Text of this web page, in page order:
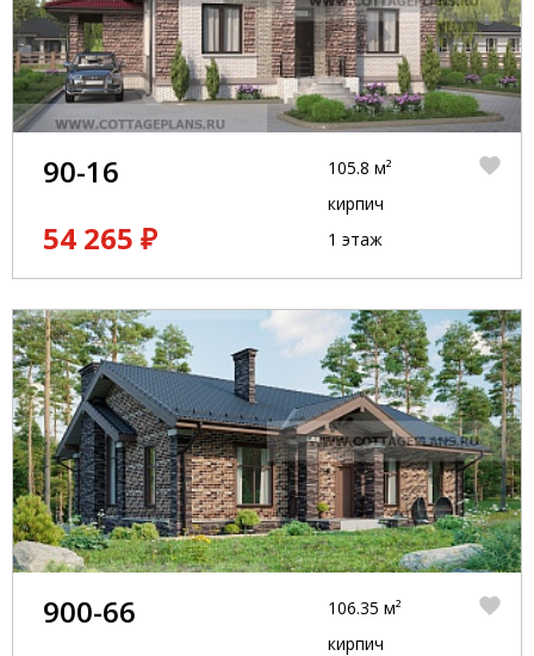
90-16
54 265 ₽
105.8 м²
кирпич
1 этаж
900-66
106.35 м²
кирпич